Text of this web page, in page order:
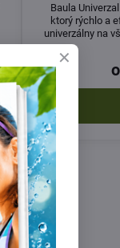
Baula
ktorý rýchlo a
univerzálny na